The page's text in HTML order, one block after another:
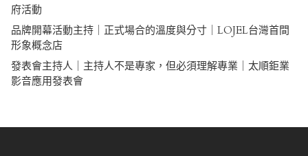
府活動
品牌開幕活動主持｜正式場合的溫度與分寸｜LOJEL台灣首間
形象概念店
發表會主持人｜主持人不是專家，但必須理解專業｜太順鉅業
影音應用發表會